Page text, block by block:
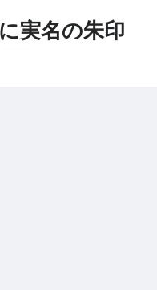
実名の朱印